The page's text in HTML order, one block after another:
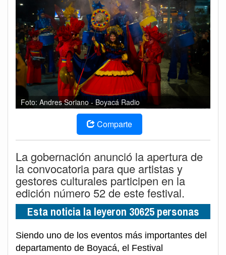
Foto: Andres Soriano - Boyacá Radio
Comparte
La gobernación anunció la apertura de
la convocatoria para que artistas y
gestores culturales participen en la
edición número 52 de este festival.
Esta noticia la leyeron 30625 personas
Siendo uno de los eventos más importantes del
departamento de Boyacá, el Festival